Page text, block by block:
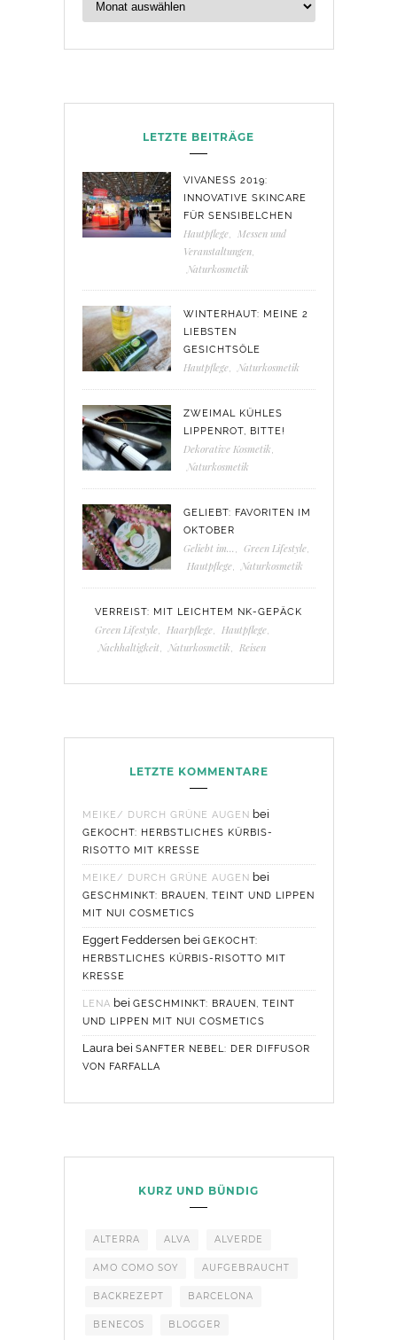
LETZTE BEITRÄGE
VIVANESS 2019:
INNOVATIVE SKINCARE
FÜR SENSIBELCHEN
Hautpflege,
Messen und
Veranstaltungen,
Naturkosmetik
WINTERHAUT: MEINE 2
LIEBSTEN
GESICHTSÖLE
Hautpflege, Naturkosmetik
ZWEIMAL KÜHLES
LIPPENROT, BITTE!
Dekorative Kosmetik
Naturkosmetik
GELIEBT: FAVORITEN IM
OKTOBER
Geliebt im... Green Lifestyle,
Hautpflege, Naturkosmetik
VERREIST: MIT LEICHTEM NK-GEPÄCK
Green Lifestyle, Haarpflege, Hautpflege,
Nachhaltigkeit
Naturkosmetik Reisen
LETZTE KOMMENTARE
MEIKE/ DURCH GRÜNE AUGEN bei
GEKOCHT: HERBSTLICHES KÜRBIS-
RISOTTO MIT KRESSE
MEIKE/ DURCH GRÜNE AUGEN bei
GESCHMINKT: BRAUEN, TEINT UND LIPPEN
MIT NUI COSMETICS
Eggert Feddersen bei GEKOCHT:
HERBSTLICHES KÜRBIS-RISOTTO MIT
KRESSE
LENA bei GESCHMINKT: BRAUEN, TEINT
UND LIPPEN MIT NUI COSMETICS
Laurabei SANFTER NEBEL: DER DIFFUSOR
VON FARFALLA
KURZ UND BÜNDIG
ALTERRA ALVA ALVERDE
AMO COMO SOY AUFGEBRAUCHT
BACKREZEPT BARCELONA
BENECOS BLOGGER